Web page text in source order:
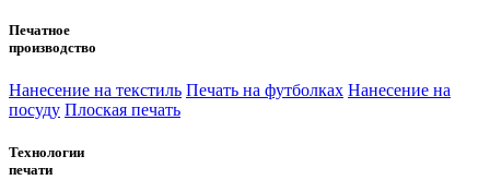
Печатное
производство
Нанесение на текстиль Печать на футболках Нанесение на
посуду Плоская печать
Технологии
печати